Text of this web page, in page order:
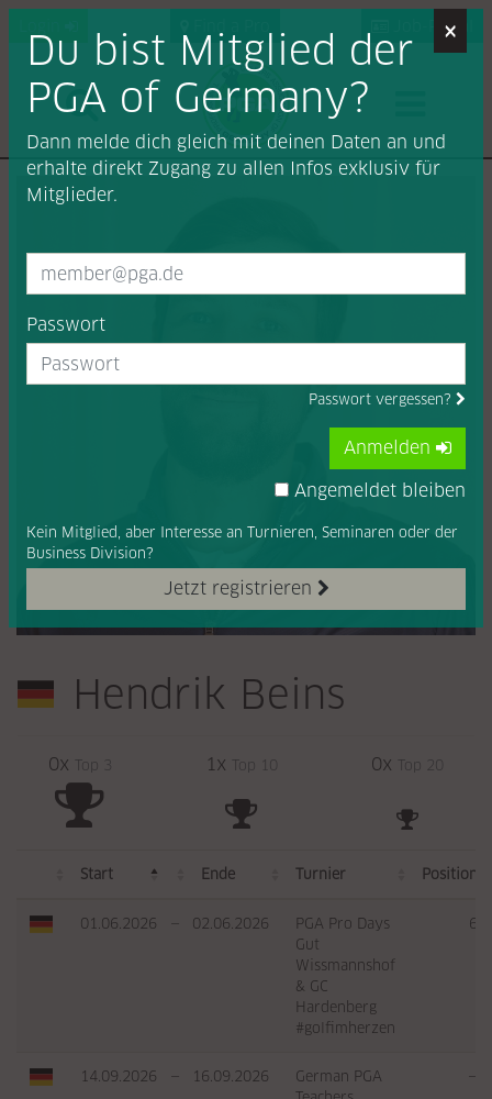
Job-Portal
Hendrik Beins
0x Top 3 1x Top 10 0x Top 20
Start Ende Turnier Position
01.06.2026 — 02.06.2026
PGA Pro Days
Gut
Wissmannshof
& GC
Hardenberg
#golfimherzen
6
14.09.2026 — 16.09.2026
German PGA
—
×
Du bist Mitglied der
PGA of Germany?
Dann melde dich gleich mit deinen Daten an und
erhalte direkt Zugang zu allen Infos exklusiv für
Mitglieder.
Passwort
Passwort vergessen?
Jetzt registrieren
Kein Mitglied, aber Interesse an Turnieren, Seminaren oder der
Business Division?
Anmelden
Angemeldet bleiben